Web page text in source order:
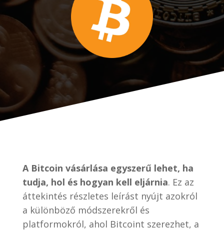
A Bitcoin vásárlása egyszerű lehet, ha
tudja, hol és hogyan kell eljárnia. Ez az
áttekintés részletes leírást nyújt azokról
a különböző módszerekről és
platformokról, ahol Bitcoint szerezhet, a